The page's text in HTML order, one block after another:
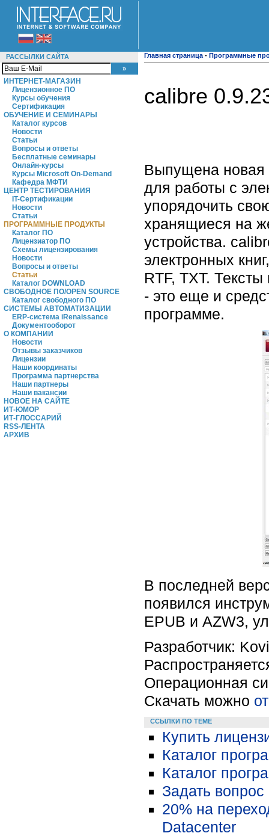
РАССЫЛКИ САЙТА
ИНТЕРНЕТ-МАГАЗИН
Лицензионное ПО
Курсы обучения
Сертификация
ОБУЧЕНИЕ И СЕМИНАРЫ
Каталог курсов
Новости
Статьи
Вопросы и ответы
Бесплатные семинары
Онлайн-курсы
Курсы Microsoft On-Demand
Кафедра МФТИ
ЦЕНТР ТЕСТИРОВАНИЯ
IT-Сертификации
Новости
Статьи
ПРОГРАММНЫЕ ПРОДУКТЫ
Каталог ПО
Лицензиатор ПО
Схемы лицензирования
Новости
Вопросы и ответы
Статьи
Каталог DOWNLOAD
СВОБОДНОЕ ПО/OPEN SOURCE
Каталог свободного ПО
СИСТЕМЫ АВТОМАТИЗАЦИИ
ERP-система iRenaissance
Документооборот
О КОМПАНИИ
Новости
Отзывы заказчиков
Лицензии
Наши координаты
Программа партнерства
Наши партнеры
Наши вакансии
НОВОЕ НА САЙТЕ
ИТ-ЮМОР
ИТ-ГЛОССАРИЙ
RSS-ЛЕНТА
АРХИВ
Главная страница - Программные
calibre
Выпущена новая
для работы с
упорядочить
хранящиеся на
устройства.
электронных
RTF, TXT.
- это еще и
программе.
В последней
появился
EPUB и AZW3,
Разработчик:
Операционная
Скачать можно
ССЫЛКИ ПО ТЕМЕ
Купить
Каталог
Каталог
Задать
20% на
Datacenter